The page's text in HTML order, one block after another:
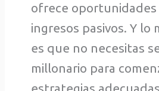
ofrece
ingresos pasivos. Y lo
es que no necesitas
millonario para